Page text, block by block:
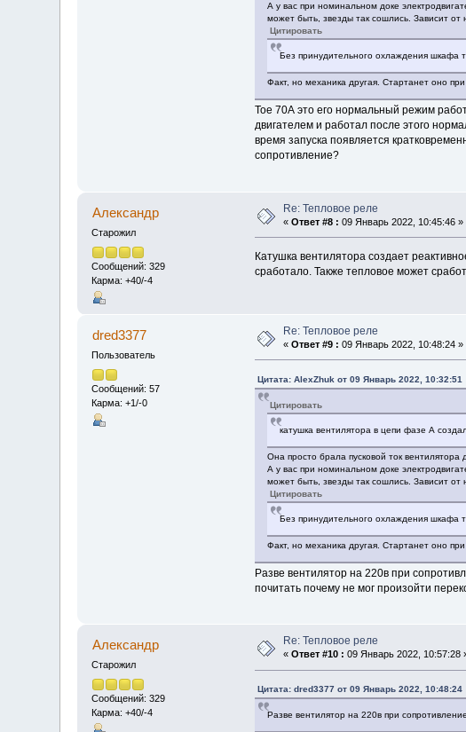
А у вас при номинальном доке
может быть, звезды так сошлись. Зависит от
Цитировать
Без принудительного охлаждения шкафа
Факт, но механика другая. Стартанет оно
Тое 70А это его нормальный режим
двигателем и работал после этого
время запуска появляется
сопротивление?
Алексaндр
Старожил
Сообщений: 329
Карма: +40/-4
Re: Тепловое реле
«Ответ #8 : 09 Январь 2022, 10:45:46 »
Катушка вентилятора создает
сработало. Также тепловое может
dred3377
Пользователь
Сообщений: 57
Карма: +1/-0
Re: Тепловое реле
«Ответ #9 : 09 Январь 2022, 10:48:24 »
Цитата: AlexZhuk от 09 Январь 2022, 10:32:51
Цитировать
катушка вентилятора в цепи фазе А
Она просто брала пусковой ток
А у вас при номинальном доке
может быть, звезды так сошлись. Зависит от
Цитировать
Без принудительного охлаждения шкафа
Факт, но механика другая. Стартанет оно
Разве вентилятор на 220в при
почитать почему не мог произойти
Алексaндр
Старожил
Сообщений: 329
Карма: +40/-4
Re: Тепловое реле
«Ответ #10 : 09 Январь 2022, 10:57:28
Цитата: dred3377 от 09 Январь 2022, 10:48:24
Разве вентилятор на 220в при